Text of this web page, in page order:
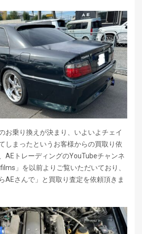
お乗り換えが決まり、いよいよチェイ
しまったというお客様からの買取り依
AEトレーディングのYouTubeチャンネ
」を以前よりご覧いただいており、
AEさんで」と買取り査定を依頼頂きま